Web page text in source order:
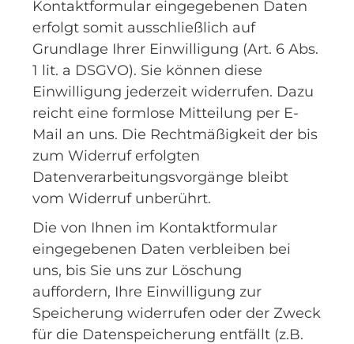
Kontaktformular eingegebenen Daten
erfolgt somit ausschließlich auf
Grundlage Ihrer Einwilligung (Art. 6 Abs.
1 lit. a DSGVO). Sie können diese
Einwilligung jederzeit widerrufen. Dazu
reicht eine formlose Mitteilung per E-
Mail an uns. Die Rechtmäßigkeit der bis
zum Widerruf erfolgten
Datenverarbeitungsvorgänge bleibt
vom Widerruf unberührt.
Die von Ihnen im Kontaktformular
eingegebenen Daten verbleiben bei
uns, bis Sie uns zur Löschung
auffordern, Ihre Einwilligung zur
Speicherung widerrufen oder der Zweck
für die Datenspeicherung entfällt (z.B.